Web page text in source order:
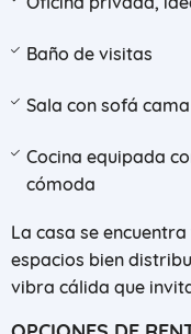
Baño de visitas
Sala con sofá cama
Cocina equipada
cómoda
La casa se
espacios bien
vibra cálida que